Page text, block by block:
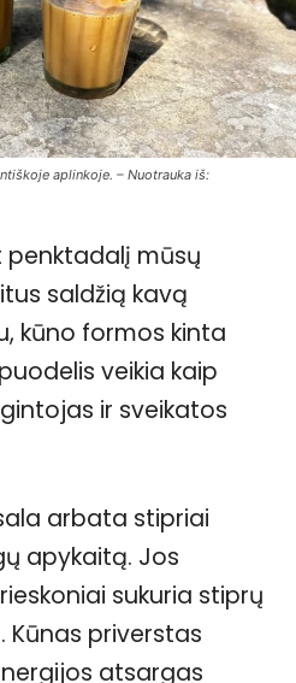
aplinkoje. – Nuotrauka iš:
penktadalį mūsų
saldžią kavą
kūno formos kinta
veikia kaip
ir sveikatos
arbata stipriai
apykaitą. Jos
sukuria stiprų
priverstas
atsargas